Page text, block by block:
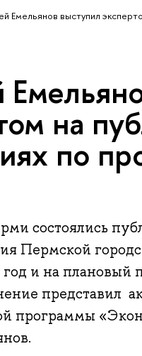
Емельянов выступил
на
по
состоялись
Пермской
и на плановый
представил
программы